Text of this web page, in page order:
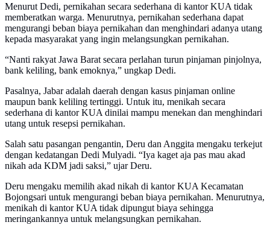
Menurut Dedi, pernikahan secara sederhana di kantor KUA tidak
memberatkan warga. Menurutnya, pernikahan sederhana dapat
mengurangi beban biaya pernikahan dan menghindari adanya utang
kepada masyarakat yang ingin melangsungkan pernikahan.
“Nanti rakyat Jawa Barat secara perlahan turun pinjaman pinjolnya,
bank keliling, bank emoknya,” ungkap Dedi.
Pasalnya, Jabar adalah daerah dengan kasus pinjaman online
maupun bank keliling tertinggi. Untuk itu, menikah secara
sederhana di kantor KUA dinilai mampu menekan dan menghindari
utang untuk resepsi pernikahan.
Salah satu pasangan pengantin, Deru dan Anggita mengaku terkejut
dengan kedatangan Dedi Mulyadi. “Iya kaget aja pas mau akad
nikah ada KDM jadi saksi,” ujar Deru.
Deru mengaku memilih akad nikah di kantor KUA Kecamatan
Bojongsari untuk mengurangi beban biaya pernikahan. Menurutnya,
menikah di kantor KUA tidak dipungut biaya sehingga
meringankannya untuk melangsungkan pernikahan.